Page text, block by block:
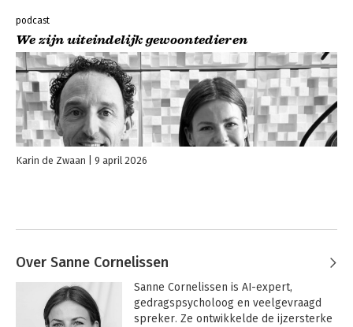
podcast
We zijn uiteindelijk gewoontedieren
Karin de Zwaan 9 april 2026
Over Sanne Cornelissen
Sanne Cornelissen is AI-expert,
gedragspsycholoog en veelgevraagd
spreker. Ze ontwikkelde de ijzersterke